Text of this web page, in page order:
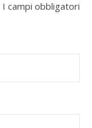
I campi obbligatori